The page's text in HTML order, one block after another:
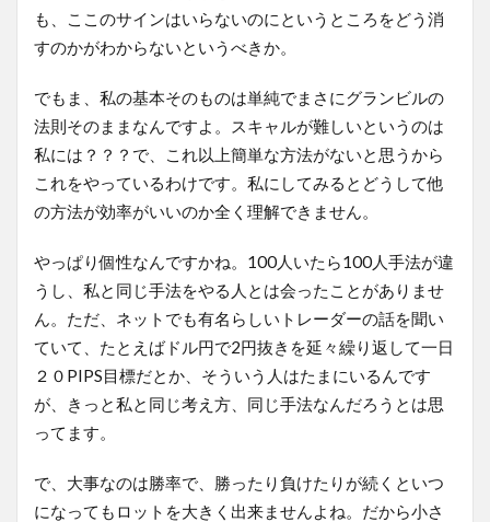
も、ここのサインはいらないのにというところをどう消
すのかがわからないというべきか。
でもま、私の基本そのものは単純でまさにグランビルの
法則そのままなんですよ。スキャルが難しいというのは
私には？？？で、これ以上簡単な方法がないと思うから
これをやっているわけです。私にしてみるとどうして他
の方法が効率がいいのか全く理解できません。
やっぱり個性なんですかね。100人いたら100人手法が違
うし、私と同じ手法をやる人とは会ったことがありませ
ん。ただ、ネットでも有名らしいトレーダーの話を聞い
ていて、たとえばドル円で2円抜きを延々繰り返して一日
２０PIPS目標だとか、そういう人はたまにいるんです
が、きっと私と同じ考え方、同じ手法なんだろうとは思
ってます。
で、大事なのは勝率で、勝ったり負けたりが続くといつ
になってもロットを大きく出来ませんよね。だから小さ